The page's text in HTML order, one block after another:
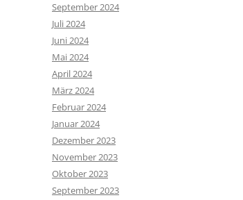
September 2024
Juli 2024
Juni 2024
Mai 2024
April 2024
März 2024
Februar 2024
Januar 2024
Dezember 2023
November 2023
Oktober 2023
September 2023